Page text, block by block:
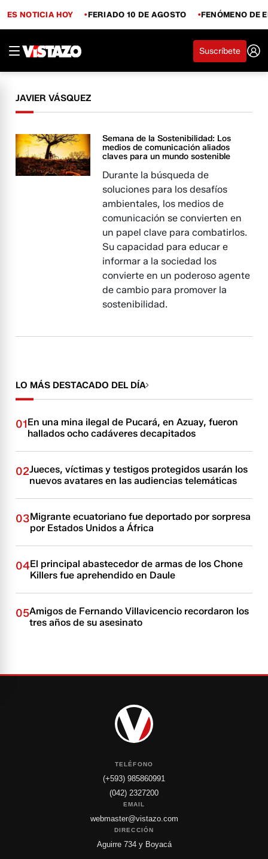
ES NOTICIA HOY FERIADO 10 DE AGOSTO FENÓMENO DE
Suscríbete
JAVIER VÁSQUEZ
Semana de la Sostenibilidad: Los
medios de comunicación aliados
claves para un mundo sostenible
Durante la búsqueda de
soluciones para los desafíos
ambientales, los medios de
comunicación se convierten en
un papel clave para combatirlos.
Su capacidad para educar e
informar a la sociedad los
convierte en un poderoso agente
de cambio para promover la
sostenibilidad.
LO MÁS DESTACADO DEL DÍA
01En una mina ilegal de Pucará, en Azuay, fueron
hallados ocho cadáveres decapitados
02Jueces, víctimas y testigos protegidos usarán los
nuevos avatares en las audiencias telemáticas
03Migrante ecuatoriano fue deportado por sorpresa
por Estados Unidos a África
04El principal abastecedor de armas de los Chone
Killers fue aprehendido en Daule
05Amigos de Fernando Villavicencio recordaron los
tres años de su asesinato
TELÉFONO
(+593) 985860991
(042) 2327200
EMAIL
webmaster@vistazo.com
DIRECCIÓN
Aguirre 734 y Boyacá